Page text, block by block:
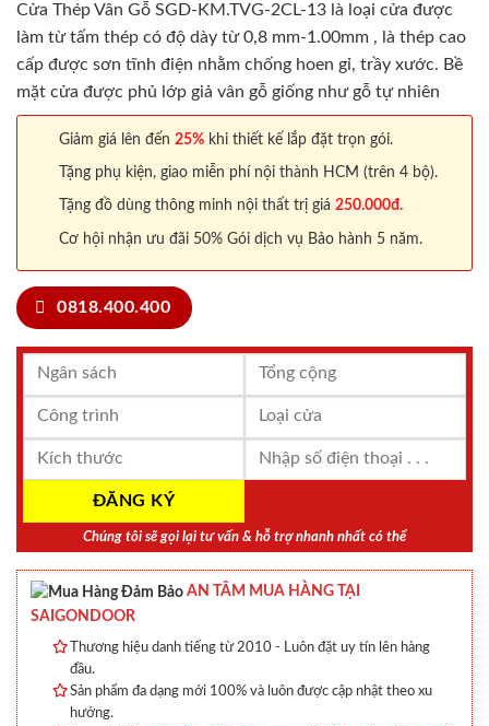
Cửa Thép Vân Gỗ SGD-KM.TVG-2CL-13 là loại cửa được
làm từ tấm thép có độ dày từ 0,8 mm-1.00mm , là thép cao
cấp được sơn tĩnh điện nhằm chống hoen gỉ, trầy xước. Bề
mặt cửa được phủ lớp giả vân gỗ giống như gỗ tự nhiên
Giảm giá lên đến 25% khi thiết kế lắp đặt trọn gói.
Tặng phụ kiện, giao miễn phí nội thành HCM (trên 4 bộ).
Tặng đồ dùng thông minh nội thất trị giá 250.000đ.
Cơ hội nhận ưu đãi 50% Gói dịch vụ Bảo hành 5 năm.
0818.400.400
Chúng tôi sẽ gọi lại tư vấn & hỗ trợ nhanh nhất có thể
AN TÂM MUA HÀNG TẠI
SAIGONDOOR
Thương hiệu danh tiếng từ 2010 - Luôn đặt uy tín lên hàng
đầu.
Sản phẩm đa dạng mới 100% và luôn được cập nhật theo xu
hướng.